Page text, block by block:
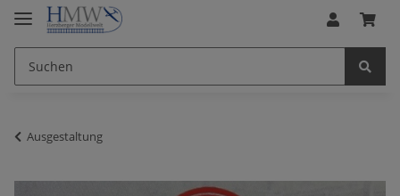
Ausgestaltung